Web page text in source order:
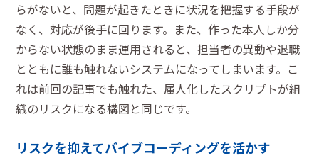
らがないと、問題が起きたときに状況を把握する手段が
なく、対応が後手に回ります。また、作った本人しか分
からない状態のまま運用されると、担当者の異動や退職
とともに誰も触れないシステムになってしまいます。こ
れは前回の記事でも触れた、属人化したスクリプトが組
織のリスクになる構図と同じです。
リスクを抑えてバイブコーディングを活かす